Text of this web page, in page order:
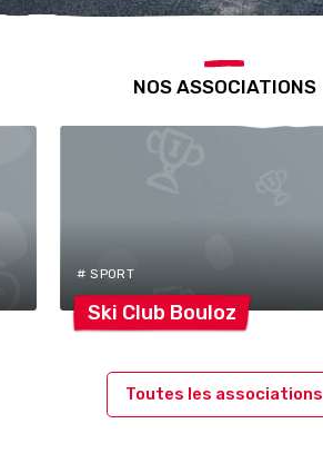
NOS ASSOCIATIONS
# SPORT
Ski Club Bouloz
Toutes les associations